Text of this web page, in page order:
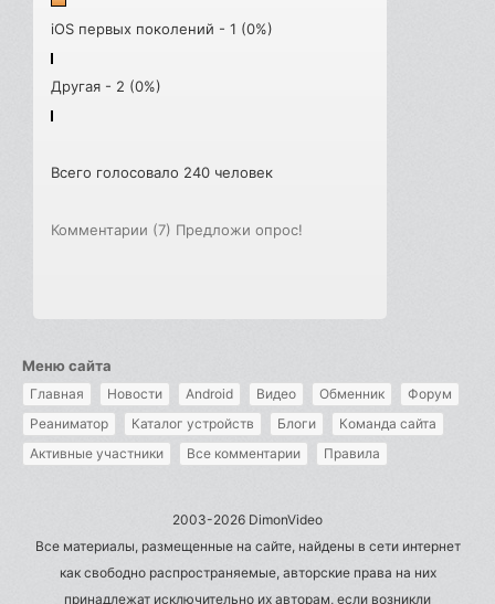
iOS первых поколений - 1 (0%)
Другая - 2 (0%)
Всего голосовало 240 человек
Комментарии (7) Предложи опрос!
Меню сайта
Главная Новости Android Видео Обменник
Форум
Реаниматор
Каталог устройств Блоги
Команда сайта
Активные участники
Все комментарии Правила
2003-2026 DimonVideo
Все материалы, размещенные на сайте, найдены в сети интернет
как свободно распространяемые, авторские права на них
принадлежат исключительно их авторам, если возникли